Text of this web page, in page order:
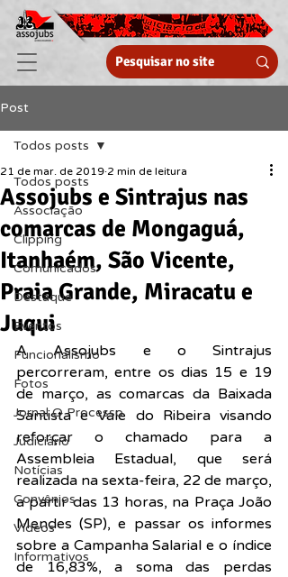
Post
Todos posts
Associação
Clipping
Comunicados
Destaque
Eventos
Funcionalismo
Fotos
Jornal O Processo
Judiciário
Notícias
Convênios
Vídeos
Informativos
Todos posts
Assojubs e Sintrajus nas
comarcas de Mongaguá,
Itanhaém, São Vicente,
Praia Grande, Miracatu e
Juqui
21 de mar. de 2019 2 min de leitura
A Assojubs e o Sintrajus
percorreram, entre os dias 15 e 19
de março, as comarcas da Baixada
Santista e Vale do Ribeira visando
reforçar o chamado para a
Assembleia Estadual, que será
realizada na sexta-feira, 22 de março,
a partir das 13 horas, na Praça João
Mendes (SP), e passar os informes
sobre a Campanha Salarial e o índice
de 16,83%, a soma das perdas